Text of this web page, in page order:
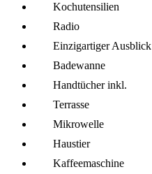
Kochutensilien
Radio
Einzigartiger Ausblick
Badewanne
Handtücher inkl.
Terrasse
Mikro­welle
Haustier
Kaffee­maschine